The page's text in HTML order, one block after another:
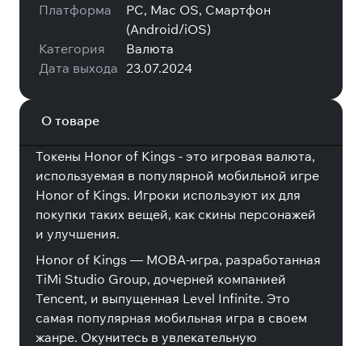
Платформа
PC, Mac OS, Смартфон
(Android/iOS)
Категория
Валюта
Дата выхода 23.07.2024
О товаре
Токены Honor of Kings - это игровая валюта,
используемая в популярной мобильной игре
Honor of Kings. Игроки используют их для
покупки таких вещей, как скины персонажей
и улучшения.
Honor of Kings — MOBA-игра, разработанная
TiMi Studio Group, дочерней компанией
Tencent, и выпущенная Level Infinite. Это
самая популярная мобильная игра в своем
жанре. Окунитесь в увлекательную